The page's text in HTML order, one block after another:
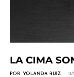
LA CIMA
POR YOLANDA RUIZ